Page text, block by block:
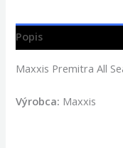
Popis
Maxxis Premitra All
Výrobca: Maxxis